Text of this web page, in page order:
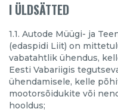
I ÜLDSÄTTED
1.1. Autode Müügi- ja
(edaspidi Liit) on
vabatahtlik ühendus,
Eesti Vabariigis
ühendamisele, kelle
mootorsõidukite või
hooldus;